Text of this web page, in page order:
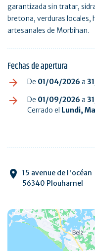
garantizada sin tratar,
bretona, verduras locales,
artesanales de Morbihan.
Fechas de apertura
De 01/04/2026 a
De 01/09/2026 a
Cerrado el Lundi,
15 avenue de l'océan
56340 Plouharnel